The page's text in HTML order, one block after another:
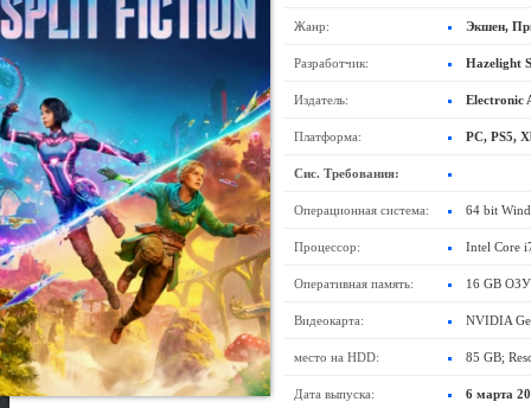
Жанр: Экшен,
Разработчик: Hazelight
Издатель: Electronic
Платформа: PC, PS5,
Сис. Требования:
Операционная система: 64 bit
Процессор: Intel Core
Оперативная память: 16 GB ОЗУ
Видеокарта: NVIDIA
место на HDD: 85 GB;
High
Дата выпуска: 6 марта